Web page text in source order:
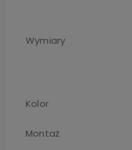
Wymiary
Kolor
Montaż